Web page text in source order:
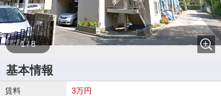
1 / 8
基本情報
賃料 3万円